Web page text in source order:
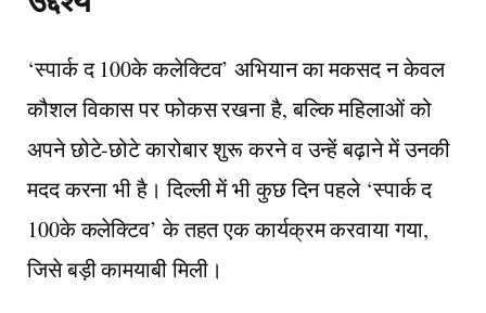
‘स्पार्क द 100के कलेक्टिव’ अभियान का मकसद न केवल
कौशल विकास पर फोकस रखना है, बल्कि महिलाओं को
अपने छोटे-छोटे कारोबार शुरू करने व उन्हें बढ़ाने में उनकी
मदद करना भी है। दिल्ली में भी कुछ दिन पहले ‘स्पार्क द
100के कलेक्टिव’ के तहत एक कार्यक्रम करवाया गया,
जिसे बड़ी कामयाबी मिली।